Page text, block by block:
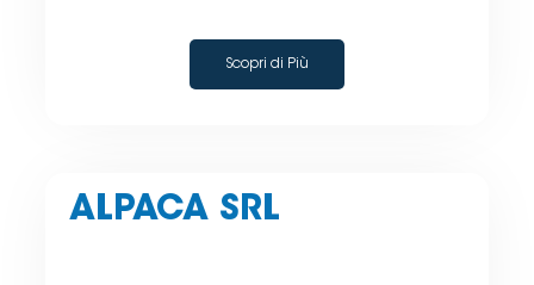
Scopri di Più
ALPACA SRL